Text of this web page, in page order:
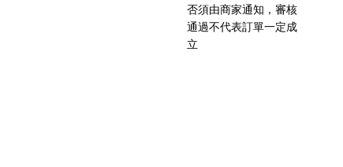
否須由商家通知，審核
通過不代表訂單一定成
立